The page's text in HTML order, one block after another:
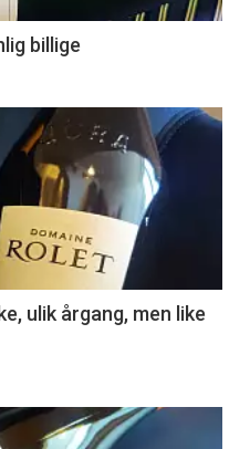
billige
ulik årgang, men like